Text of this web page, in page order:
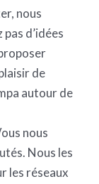
nous
d’idées
de
autour de
nous
Nous les
les réseaux